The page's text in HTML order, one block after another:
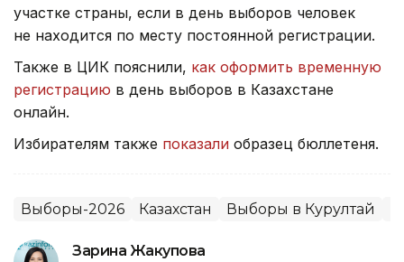
участке страны, если в день выборов человек
не находится по месту постоянной регистрации.
Также в ЦИК пояснили, как оформить временную
регистрацию в день выборов в Казахстане
онлайн.
Избирателям также показали образец бюллетеня.
Выборы-2026 Казахстан Выборы в Курултай
Зарина Жакупова